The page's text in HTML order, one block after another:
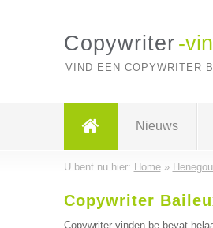
Copywriter -
VIND EEN COPYWRITER
Nieuws
U bent nu hier: Home»
Copywriter
Copywriter-vinden.be bevat